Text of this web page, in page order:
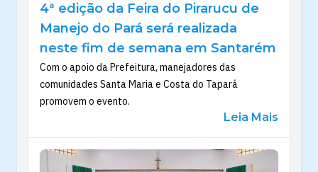
4ª edição da Feira do Pirarucu de
Manejo do Pará será realizada
neste fim de semana em Santarém
Com o apoio da Prefeitura, manejadores das
comunidades Santa Maria e Costa do Tapará
promovem o evento.
Leia Mais